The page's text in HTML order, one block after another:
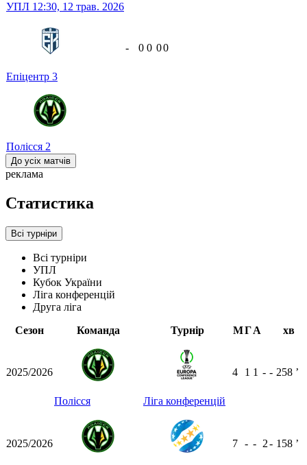
УПЛ 12:30, 12 трав. 2026
Епіцентр 3
Полісся 2
- 0 0 00
До усіх матчів
реклама
Статистика
Всі турніри
Всі турніри
УПЛ
Кубок України
Ліга конференцій
Друга ліга
Сезон
Команда Турнір МГА хв
2025/2026
Полісся Ліга конференцій
4 1 1 - - 258 ʼ
2025/2026 7 - - 2- 158 ʼ